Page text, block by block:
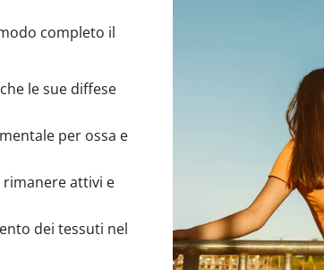
completo il
le sue diffese
per ossa e
attivi e
dei tessuti nel